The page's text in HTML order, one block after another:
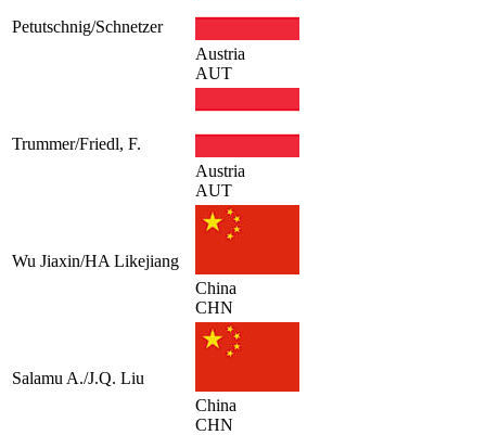
Petutschnig/Schnetzer
Austria
AUT
Trummer/Friedl, F.
Austria
AUT
Wu Jiaxin/HA Likejiang
China
CHN
Salamu A./J.Q. Liu
China
CHN